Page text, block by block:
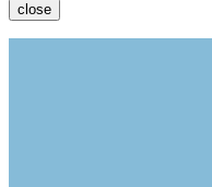
close